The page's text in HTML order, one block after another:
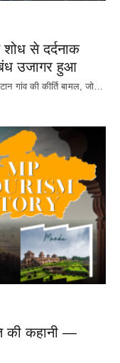
शोध से दर्दनाक
उजागर हुआ
गांव की कीर्ति बामल, जो…
की कहानी —